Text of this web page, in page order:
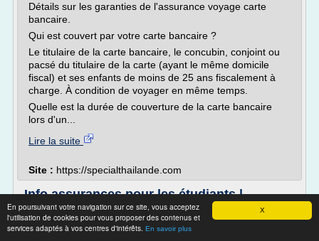
X
En poursuivant votre navigation sur ce site, vous acceptez
l'utilisation de cookies pour vous proposer des contenus et
services adaptés à vos centres d'intérêts. En savoir plus
Détails sur les garanties de l'assurance voyage carte
bancaire.
Qui est couvert par votre carte bancaire ?
Le titulaire de la carte bancaire, le concubin, conjoint ou
pacsé du titulaire de la carte (ayant le même domicile
fiscal) et ses enfants de moins de 25 ans fiscalement à
charge. À condition de voyager en même temps.
Quelle est la durée de couverture de la carte bancaire
lors d'un...
Lire la suite
Site : https://specialthailande.com
Info assurances pour les étudiants |
Université Laval
Assurances voyage de l'ASEQ